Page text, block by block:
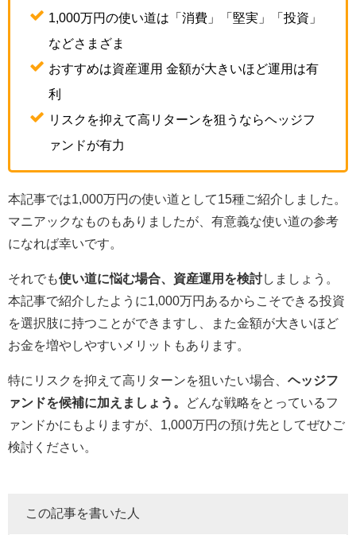
1,000万円の使い道は「消費」「堅実」「投資」
などさまざま
おすすめは資産運用 金額が大きいほど運用は有
利
リスクを抑えて高リターンを狙うならヘッジフ
ァンドが有力
本記事では1,000万円の使い道として15種ご紹介しました。
マニアックなものもありましたが、有意義な使い道の参考
になれば幸いです。
それでも使い道に悩む場合、資産運用を検討しましょう。
本記事で紹介したように1,000万円あるからこそできる投資
を選択肢に持つことができますし、また金額が大きいほど
お金を増やしやすいメリットもあります。
特にリスクを抑えて高リターンを狙いたい場合、 ヘッジフ
ァンドを候補に加えましょう。
どんな戦略をとっているフ
ァンドかにもよりますが、1,000万円の預け先としてぜひご
検討ください。
この記事を書いた人